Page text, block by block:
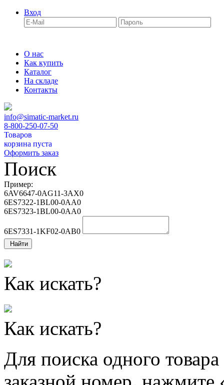
Вход
О нас
Как купить
Каталог
На складе
Контакты
info@simatic-market.ru
8-800-250-07-50
Товаров
корзина пуста
Оформить заказ
Поиск
Пример:
6AV6647-0AG11-3AX0
6ES7322-1BL00-0AA0
6ES7323-1BL00-0AA0
6ES7331-1KF02-0AB0
Найти
Как искать?
Как искать?
Для поиска одного